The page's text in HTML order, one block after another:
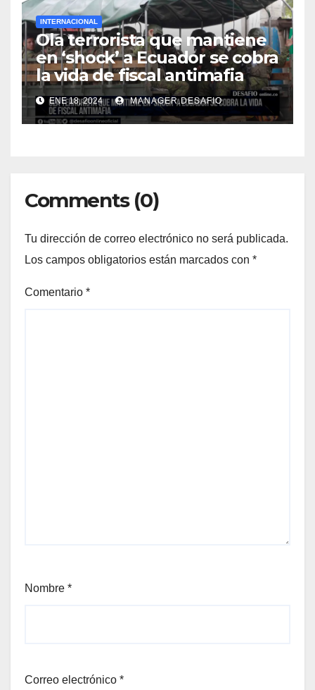
INTERNACIONAL
Ola terrorista que mantiene
en ‘shock’ a Ecuador se cobra
la vida de fiscal antimafia
ENE 18, 2024 MANAGER.DESAFIO
Comments (0)
Tu dirección de correo electrónico no será publicada.
Los campos obligatorios están marcados con *
Comentario *
Nombre *
Correo electrónico *